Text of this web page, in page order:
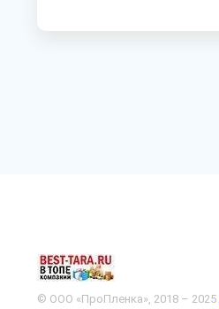
© ООО «ПроПленка», 2018 – 2025